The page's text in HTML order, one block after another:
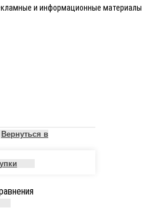
и информационные материалы
Вернуться в